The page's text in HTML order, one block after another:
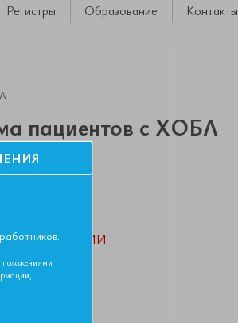
Регистры Образование Контакты
пациентов с ХОБЛ
АССОЦИАЦИИ
положениями